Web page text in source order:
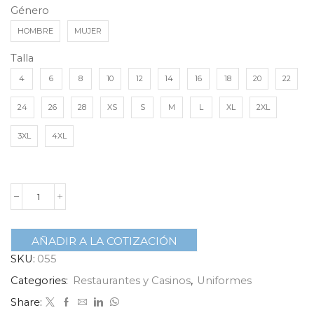
Género
HOMBRE MUJER
Talla
4 6 8 10 12 14 16 18 20 22
24 26 28 XS S M L XL 2XL
3XL 4XL
AÑADIR A LA COTIZACIÓN
SKU: 055
Categories: Restaurantes y Casinos, Uniformes
Share: